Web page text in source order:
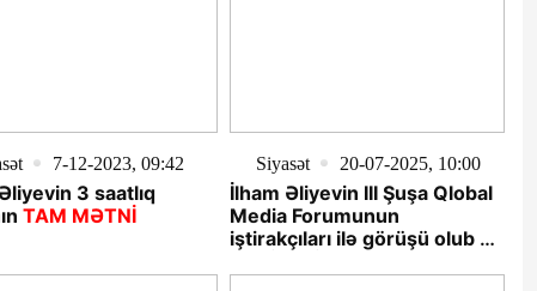
7-12-2023, 09:42
3 saatlıq
TAM MƏTNİ
Siyasət 20-07-2025, 10:00
İlham Əliyevin III Şuşa Qlobal
Media Forumunun
iştirakçıları ilə görüşü olub -